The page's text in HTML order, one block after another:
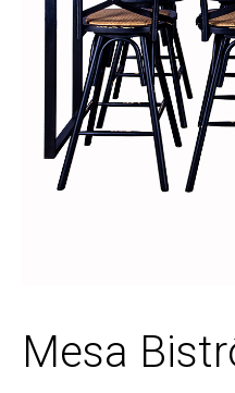
Mesa